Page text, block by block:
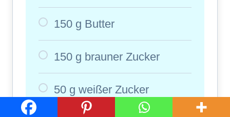
150 g Butter
150 g brauner Zucker
50 g weißer Zucker